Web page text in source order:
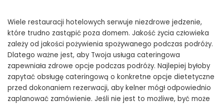
Wiele restauracji hotelowych serwuje niezdrowe jedzenie,
które trudno zastąpić poza domem. Jakość życia człowieka
zależy od jakości pożywienia spożywanego podczas podróży.
Dlatego ważne jest, aby Twoja usługa cateringowa
zapewniała zdrowe opcje podczas podróży. Najlepiej byłoby
zapytać obsługę cateringową o konkretne opcje dietetyczne
przed dokonaniem rezerwacji, aby kelner mógł odpowiednio
zaplanować zamówienie. Jeśli nie jest to możliwe, być może